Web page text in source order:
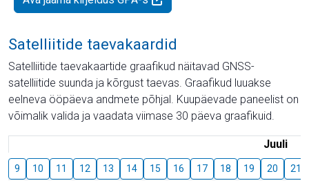
Satelliitide taevakaardid
Satelliitide taevakaartide graafikud näitavad GNSS-
satelliitide suunda ja kõrgust taevas. Graafikud luuakse
eelneva ööpäeva andmete põhjal. Kuupäevade paneelist on
võimalik valida ja vaadata viimase 30 päeva graafikuid.
Juuli
9 10 11 12 13 14 15 16 17 18 19 20 21